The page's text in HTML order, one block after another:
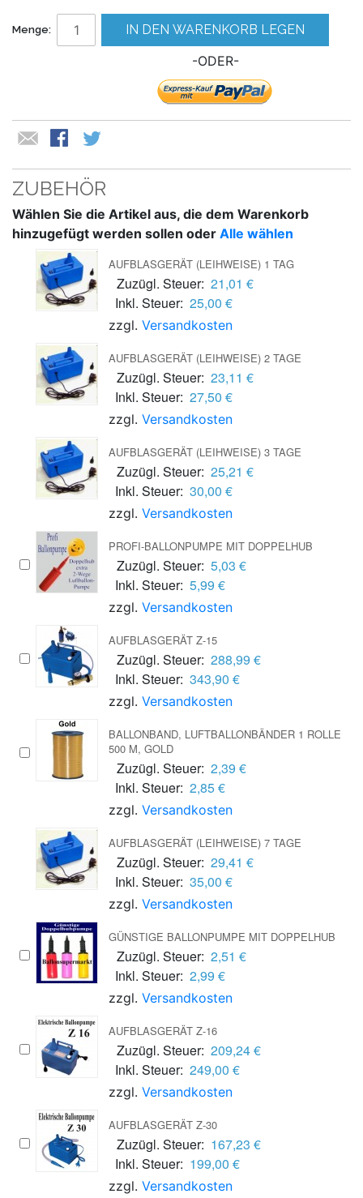
Menge: IN DEN WARENKORB LEGEN
-ODER-
ZUBEHÖR
Wählen Sie die Artikel aus, die dem Warenkorb
hinzugefügt werden sollen oder Alle wählen
AUFBLASGERÄT (LEIHWEISE) 1 TAG
Zuzügl. Steuer: 21,01 €
Inkl. Steuer: 25,00 €
zzgl. Versandkosten
AUFBLASGERÄT (LEIHWEISE) 2 TAGE
Zuzügl. Steuer: 23,11 €
Inkl. Steuer: 27,50 €
zzgl. Versandkosten
AUFBLASGERÄT (LEIHWEISE) 3 TAGE
Zuzügl. Steuer: 25,21 €
Inkl. Steuer: 30,00 €
zzgl. Versandkosten
PROFI-BALLONPUMPE MIT DOPPELHUB
Zuzügl. Steuer: 5,03 €
Inkl. Steuer: 5,99 €
zzgl. Versandkosten
AUFBLASGERÄT Z-15
Zuzügl. Steuer: 288,99 €
Inkl. Steuer: 343,90 €
zzgl. Versandkosten
BALLONBAND, LUFTBALLONBÄNDER 1 ROLLE
500 M, GOLD
Zuzügl. Steuer: 2,39 €
Inkl. Steuer: 2,85 €
zzgl. Versandkosten
AUFBLASGERÄT (LEIHWEISE) 7 TAGE
Zuzügl. Steuer: 29,41 €
Inkl. Steuer: 35,00 €
zzgl. Versandkosten
GÜNSTIGE BALLONPUMPE MIT DOPPELHUB
Zuzügl. Steuer: 2,51 €
Inkl. Steuer: 2,99 €
zzgl. Versandkosten
AUFBLASGERÄT Z-16
Zuzügl. Steuer: 209,24 €
Inkl. Steuer: 249,00 €
zzgl. Versandkosten
AUFBLASGERÄT Z-30
Zuzügl. Steuer: 167,23 €
Inkl. Steuer: 199,00 €
zzgl. Versandkosten